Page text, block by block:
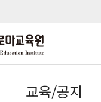
교육/공지